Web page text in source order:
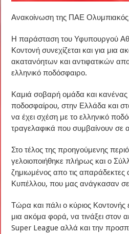
Ανακοίνωση της ΠΑΕ
Η παράσταση του Υφυπουργού
Κοντονή συνεχίζεται και για μια
ακατανόητων και αντιφατικών
ελληνικό ποδόσφαιρο.
Καμιά σοβαρή ομάδα και
ποδοσφαίρου, στην Ελλάδα και
να έχει σχέση με το ελληνικό
τραγελαφικά που συμβαίνουν σε
Στο τέλος της προηγούμενης
γελοιοποιήθηκε πλήρως και ο
ζημιωμένος απο τις απαράδεκτες
Κυπέλλου, που μας ανάγκασαν
Τώρα και πάλι ο κύριος Κοντονής
μια ακόμα φορά, να τινάξει στον
Super League αλλά και την